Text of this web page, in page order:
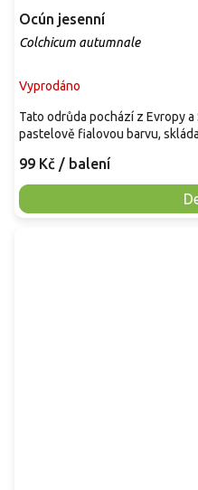
Ocún jesenní
Colchicum autumnale
Vyprodáno
99 Kč / balení
Tato odrůda pochází z Evropy
pastelově fialovou barvu,